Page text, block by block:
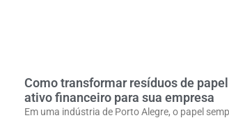
Como transformar resíduos de
ativo financeiro para sua empresa
Em uma indústria de Porto Alegre, o papel